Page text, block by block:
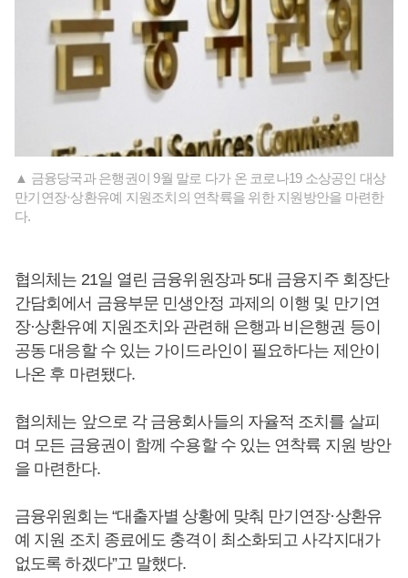
▲ 금융당국과 은행권이 9월 말로 다가 온 코로나19 소상공인 대상
만기연장·상환유예 지원조치의 연착륙을 위한 지원방안을 마련한
다.
협의체는 21일 열린 금융위원장과 5대 금융지주 회장단
간담회에서 금융부문 민생안정 과제의 이행 및 만기연
장·상환유예 지원조치와 관련해 은행과 비은행권 등이
공동 대응할 수 있는 가이드라인이 필요하다는 제안이
나온 후 마련됐다.
협의체는 앞으로 각 금융회사들의 자율적 조치를 살피
며 모든 금융권이 함께 수용할 수 있는 연착륙 지원 방안
을 마련한다.
금융위원회는 “대출자별 상황에 맞춰 만기연장·상환유
예 지원 조치 종료에도 충격이 최소화되고 사각지대가
없도록 하겠다”고 말했다.